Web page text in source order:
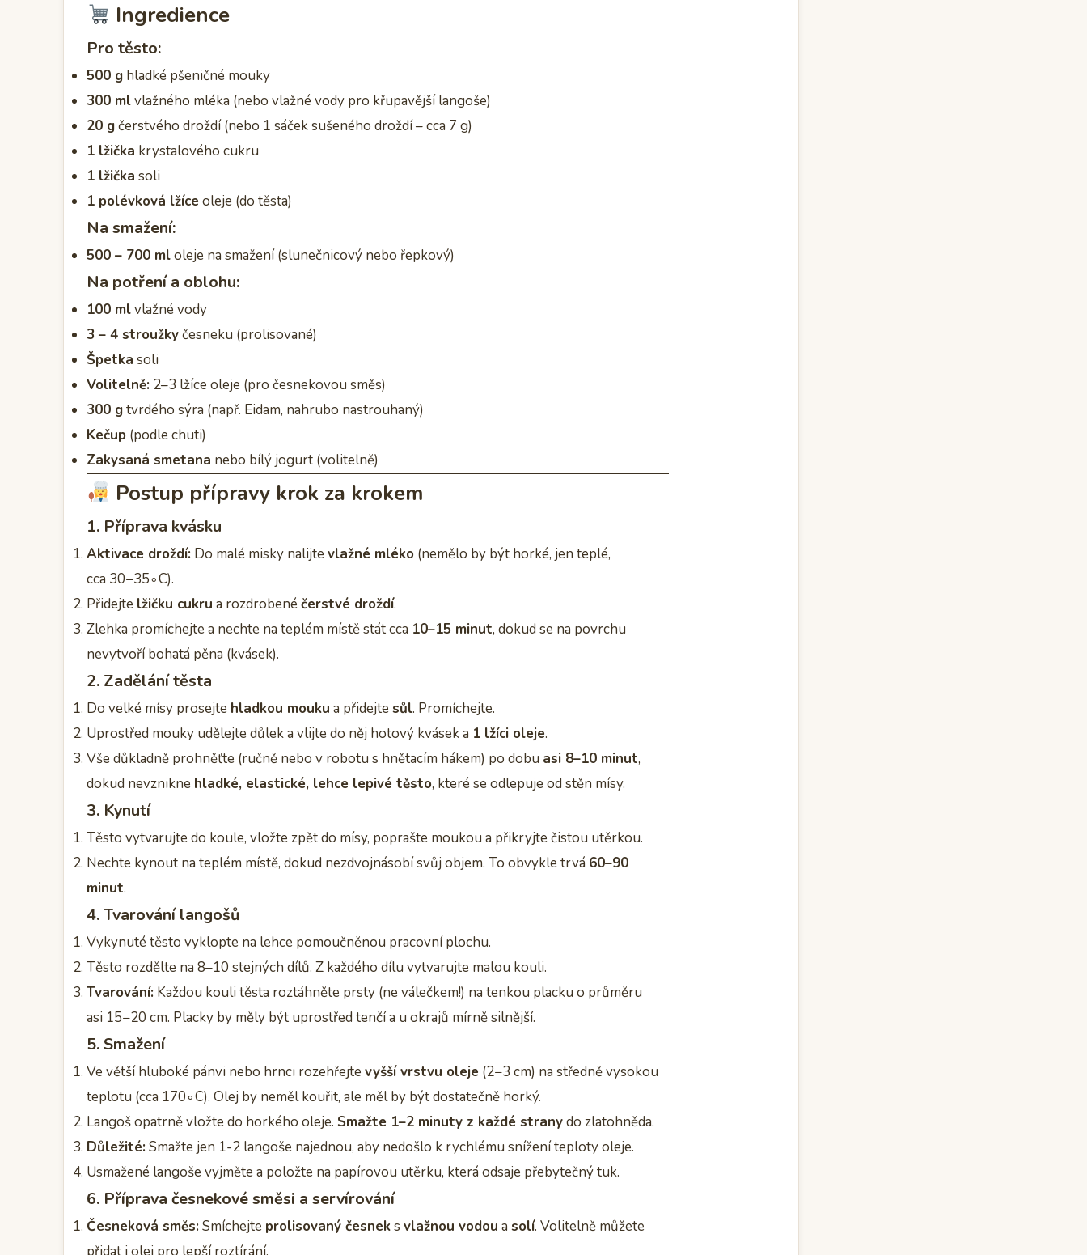
Ingredience
Pro těsto:
500 g hladké pšeničné mouky
300 mlvlažného mléka (nebo vlažné vody pro křupavější langoše)
20 gčerstvého droždí (nebo 1 sáček sušeného droždí – cca 7 g)
1 lžička krystalového cukru
1 lžička soli
1 polévková lžíce oleje (do těsta)
Na smažení:
500 – 700 mloleje na smažení (slunečnicový nebo řepkový)
Na potření a oblohu:
100 mlvlažné vody
3 – 4 stroužkyčesneku (prolisované)
Špetka soli
Volitelně: 2–3 lžíce oleje (pro česnekovou směs)
300 gtvrdého sýra (např. Eidam, nahrubo nastrouhaný)
Kečup (podle chuti)
Zakysaná smetana nebo bílý jogurt (volitelně)
Postup přípravy krok za krokem
1. Příprava kvásku
Aktivace droždí: Do malé misky nalijte vlažné mléko (nemělo by být horké, jen teplé,
cca 30−35∘C).
Přidejte lžičku cukru a rozdrobené čerstvé droždí.
Zlehka promíchejte a nechte na teplém místě stát cca 10–15 minut, dokud se na povrchu
nevytvoří bohatá pěna (kvásek).
2. Zadělání těsta
Do velké mísy prosejte hladkou mouku a přidejte sůl. Promíchejte.
Uprostřed mouky udělejte důlek a vlijte do něj hotový kvásek a 1 lžíci oleje.
Vše důkladně prohněťte (ručně nebo v robotu s hnětacím hákem) po dobu asi 8–10 minut,
dokud nevznikne hladké, elastické, lehce lepivé těsto, které se odlepuje od stěn mísy.
3. Kynutí
Těsto vytvarujte do koule, vložte zpět do mísy, poprašte moukou a přikryjte čistou utěrkou.
Nechte kynout na teplém místě, dokud nezdvojnásobí svůj objem. To obvykle trvá 60–90
minut.
4. Tvarování langošů
Vykynuté těsto vyklopte na lehce pomoučněnou pracovní plochu.
Těsto rozdělte na 8–10 stejných dílů. Z každého dílu vytvarujte malou kouli.
Tvarování: Každou kouli těsta roztáhněte prsty (ne válečkem!) na tenkou placku o průměru
asi 15−20 cm. Placky by měly být uprostřed tenčí a u okrajů mírně silnější.
5. Smažení
Ve větší hluboké pánvi nebo hrnci rozehřejte vyšší vrstvu oleje (2−3 cm) na středně vysokou
teplotu (cca 170∘C). Olej by neměl kouřit, ale měl by být dostatečně horký.
Langoš opatrně vložte do horkého oleje. Smažte 1–2 minuty z každé stranydo zlatohněda.
Důležité:Smažte jen 1-2 langoše najednou, aby nedošlo k rychlému snížení teploty oleje.
Usmažené langoše vyjměte a položte na papírovou utěrku, která odsaje přebytečný tuk.
6. Příprava česnekové směsi a servírování
Česneková směs:Smíchejte prolisovaný česneks vlažnou vodou a solí. Volitelně můžete